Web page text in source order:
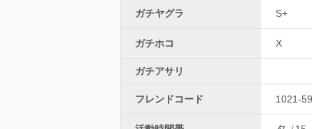
ガチヤグラ S+
ガチホコ X
ガチアサリ
フレンドコード 1021-